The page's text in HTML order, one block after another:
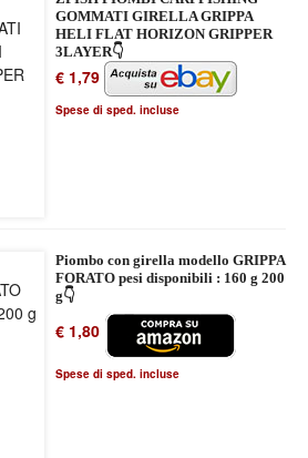
GOMMATI GIRELLA GRIPPA
HELI FLAT HORIZON GRIPPER
3LAYER👇
€ 1,79
Spese di sped. incluse
Piombo con girella modello GRIPPA
FORATO pesi disponibili : 160 g 200
g👇
€ 1,80
Spese di sped. incluse